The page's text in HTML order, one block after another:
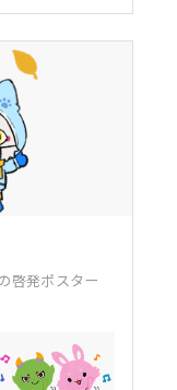
啓発ポスター